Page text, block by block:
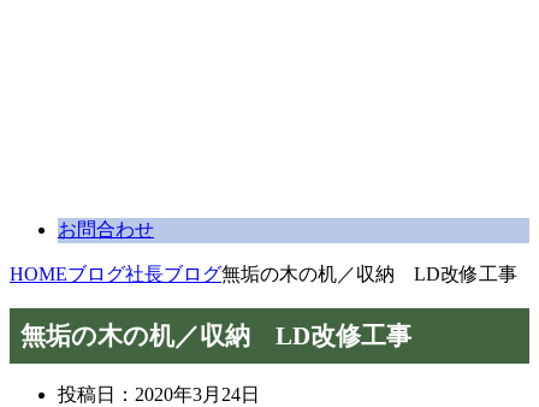
お問合わせ
HOMEブログ社長ブログ無垢の木の机／収納 LD改修工事
無垢の木の机／収納 LD改修工事
投稿日： 2020年3月24日